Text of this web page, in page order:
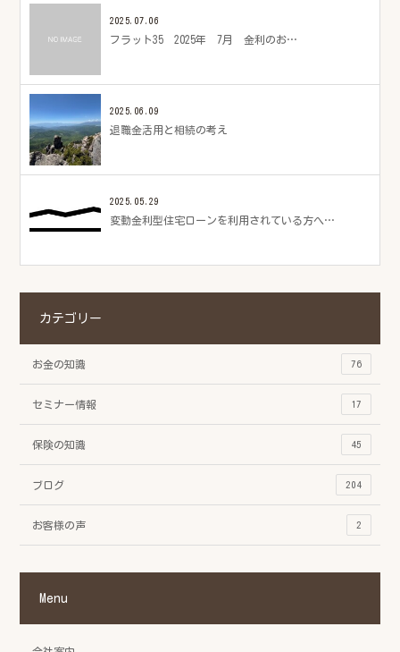
2025.07.06
フラット35 2025年 7月 金利のお…
2025.06.09
退職金活用と相続の考え
2025.05.29
変動金利型住宅ローンを利用されている方へ…
カテゴリー
お金の知識 76
セミナー情報 17
保険の知識 45
ブログ 204
お客様の声 2
Menu